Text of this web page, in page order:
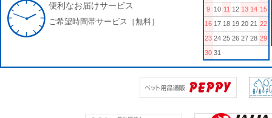
便利なお届けサービス
ご希望時間帯サービス［無料］
9 10 11 12 13 14 15
16 17 18 19 20 21 22
23 24 25 26 27 28 29
30 31